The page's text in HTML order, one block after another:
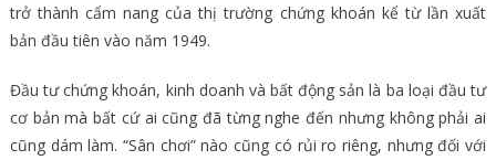
trở thành cẩm nang của thị trường chứng khoán kể từ lần xuất
bản đầu tiên vào năm 1949.
Đầu tư chứng khoán, kinh doanh và bất động sản là ba loại đầu tư
cơ bản mà bất cứ ai cũng đã từng nghe đến nhưng không phải ai
cũng dám làm. “Sân chơi” nào cũng có rủi ro riêng, nhưng đối với